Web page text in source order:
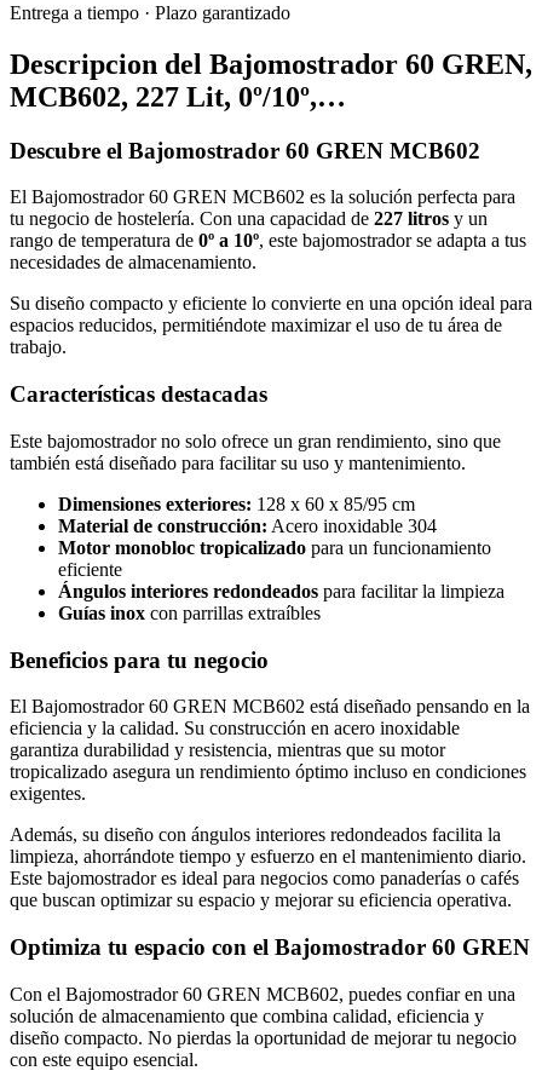
Entrega a tiempo · Plazo garantizado
Descripcion del Bajomostrador 60 GREN,
MCB602, 227 Lit, 0º/10º,…
Descubre el Bajomostrador 60 GREN MCB602
El Bajomostrador 60 GREN MCB602 es la solución perfecta para
tu negocio de hostelería. Con una capacidad de 227 litros y un
rango de temperatura de 0º a 10º, este bajomostrador se adapta a tus
necesidades de almacenamiento.
Su diseño compacto y eficiente lo convierte en una opción ideal para
espacios reducidos, permitiéndote maximizar el uso de tu área de
trabajo.
Características destacadas
Este bajomostrador no solo ofrece un gran rendimiento, sino que
también está diseñado para facilitar su uso y mantenimiento.
Dimensiones exteriores: 128 x 60 x 85/95 cm
Material de construcción: Acero inoxidable 304
Motor monobloc tropicalizado para un funcionamiento
eficiente
Ángulos interiores redondeados para facilitar la limpieza
Guías inox con parrillas extraíbles
Beneficios para tu negocio
El Bajomostrador 60 GREN MCB602 está diseñado pensando en la
eficiencia y la calidad. Su construcción en acero inoxidable
garantiza durabilidad y resistencia, mientras que su motor
tropicalizado asegura un rendimiento óptimo incluso en condiciones
exigentes.
Además, su diseño con ángulos interiores redondeados facilita la
limpieza, ahorrándote tiempo y esfuerzo en el mantenimiento diario.
Este bajomostrador es ideal para negocios como panaderías o cafés
que buscan optimizar su espacio y mejorar su eficiencia operativa.
Optimiza tu espacio con el Bajomostrador 60 GREN
Con el Bajomostrador 60 GREN MCB602, puedes confiar en una
solución de almacenamiento que combina calidad, eficiencia y
diseño compacto. No pierdas la oportunidad de mejorar tu negocio
con este equipo esencial.